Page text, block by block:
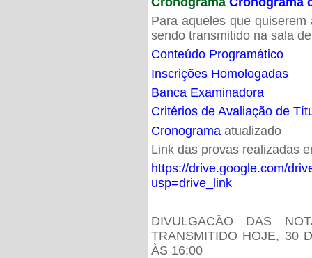
Para aqueles que
sendo transmitido na sala
Conteúdo Programático
Inscrições Homologadas
Banca Examinadora
Critérios de Avaliação de
Cronogramaatualizado
Link das provas realizadas
https://drive.google.com/
usp=drive_link
DIVULGACÃO DAS
TRANSMITIDO HOJE, 30
ÀS 16:00